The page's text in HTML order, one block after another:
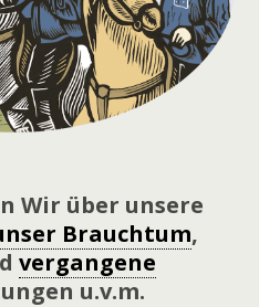
Wir über unsere
Brauchtum,
vergangene
u.v.m.